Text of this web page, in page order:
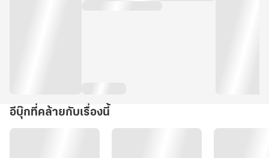
อีบุ๊กที่คล้ายกับเรื่องนี้